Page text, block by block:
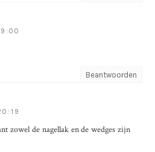
Beantwoorden
zowel de nagellak en de wedges zijn